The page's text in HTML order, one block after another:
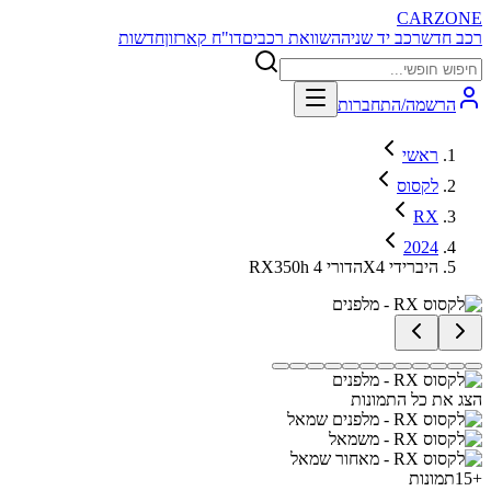
CARZONE
רכב חדשרכב יד שניההשוואת רכביםדו"ח קארזוןחדשות
הרשמה/התחברות
ראשי
לקסוס
RX
2024
RX350h הדורי 4X4 היברידי
הצג את כל התמונות
+
15תמונות